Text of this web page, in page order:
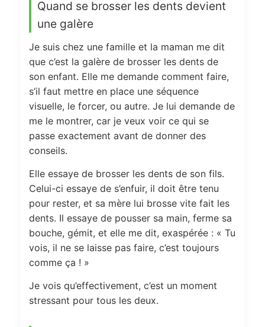
Quand se brosser les dents devient
une galère
Je suis chez une famille et la maman me dit
que c’est la galère de brosser les dents de
son enfant. Elle me demande comment faire,
s’il faut mettre en place une séquence
visuelle, le forcer, ou autre. Je lui demande de
me le montrer, car je veux voir ce qui se
passe exactement avant de donner des
conseils.
Elle essaye de brosser les dents de son fils.
Celui-ci essaye de s’enfuir, il doit être tenu
pour rester, et sa mère lui brosse vite fait les
dents. Il essaye de pousser sa main, ferme sa
bouche, gémit, et elle me dit, exaspérée : « Tu
vois, il ne se laisse pas faire, c’est toujours
comme ça ! »
Je vois qu’effectivement, c’est un moment
stressant pour tous les deux.